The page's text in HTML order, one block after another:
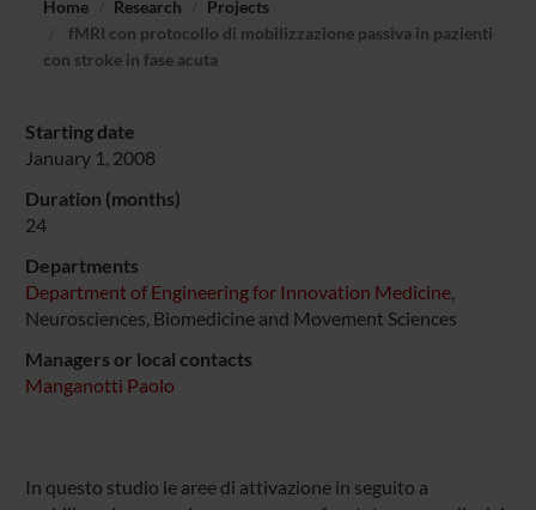
Home Research
Projects
fMRI con protocollo di mobilizzazione passiva in pazienti
con stroke in fase acuta
Starting date
January 1, 2008
Duration (months)
24
Departments
Department of Engineering for Innovation Medicine,
Neurosciences, Biomedicine and Movement Sciences
Managers or local contacts
Manganotti Paolo
In questo studio le aree di attivazione in seguito a